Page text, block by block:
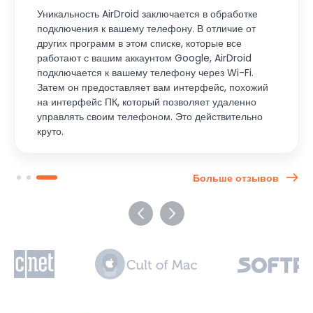
Уникальность AirDroid заключается в обработке
подключения к вашему телефону. В отличие от
других программ в этом списке, которые все
работают с вашим аккаунтом Google, AirDroid
подключается к вашему телефону через Wi-Fi.
Затем он предоставляет вам интерфейс, похожий
на интерфейс ПК, который позволяет удаленно
управлять своим телефоном. Это действительно
круто.
Больше отзывов